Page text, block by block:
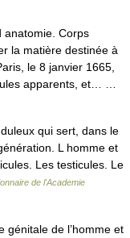
Corps
la matière destinée à
le 8 janvier 1665,
apparents, et… …
qui sert, dans le
L homme et
Les testicules. Le
de l'Academie
génitale de l’homme et